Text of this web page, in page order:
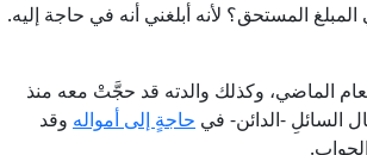
المستحق؟ لأنه أبلغني أنه في حاجة إليه.
الماضي، وكذلك والدته قد حجَّتْ معه منذ
السائلِ -الدائن- في حاجةٍ إلى أمواله وقد